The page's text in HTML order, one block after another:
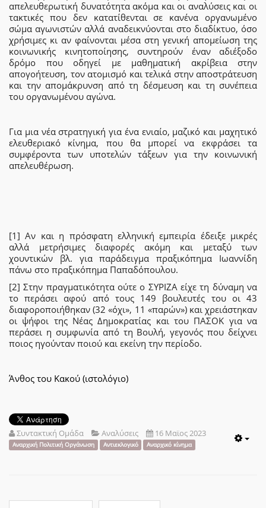
απελευθερωτική δυνατότητα ακόμα και οι αναλύσεις και οι
τακτικές που δεν κατατίθενται σε κανένα οργανωμένο
σώμα αγωνιστών αλλά αναδεικνύονται στο διαδίκτυο, όσο
χρήσιμες κι αν φαίνονται μέσα στη γενική απομείωση της
κοινωνικής κινητοποίησης, συντηρούν έναν αδιέξοδο
δρόμο που οδηγεί με μαθηματική ακρίβεια στην
απογοήτευση, τον ατομισμό και τελικά στην αποστράτευση
και την απομάκρυνση από τη δέσμευση και τη συνέπεια
του οργανωμένου αγώνα.
Για μια νέα στρατηγική για ένα ενιαίο, μαζικό και μαχητικό
ελευθεριακό κίνημα, που θα μπορεί να εκφράσει τα
συμφέροντα των υποτελών τάξεων για την κοινωνική
απελευθέρωση.
[1] Αν και η πρόσφατη ελληνική εμπειρία έδειξε μικρές
αλλά μετρήσιμες διαφορές ακόμη και μεταξύ των
χουντικών βλ. για παράδειγμα πραξικόπημα Ιωαννίδη
πάνω στο πραξικόπημα Παπαδόπουλου.
[2] Στην πραγματικότητα ούτε ο ΣΥΡΙΖΑ είχε τη δύναμη να
το περάσει αφού από τους 149 βουλευτές του οι 43
διαφοροποιήθηκαν (32 «όχι», 11 «παρών») και χρειάστηκαν
οι ψήφοι της Νέας Δημοκρατίας και του ΠΑΣΟΚ για να
περάσει η συμφωνία από τη Βουλή, γεγονός που δείχνει
ποιος ηγούνταν ποιού και εκείνη την περίοδο.
Άνθος του Κακού (ιστολόγιο)
Συντακτική Ομάδα Αναλύσεις 16 Μαϊος 2023
Αναρχική Πολιτική Οργάνωση Αντιεκλογικό Αναρχικό κίνημα